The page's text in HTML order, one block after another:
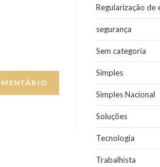
Regularização de
segurança
Sem categoria
Simples
Simples Nacional
Soluções
Tecnologia
Trabalhista